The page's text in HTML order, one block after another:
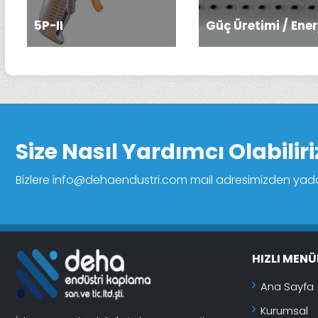
5P-II Güç Üretimi /
Size Nasıl Yardımcı
Bizlere info@dehaendustri.com mail adresimizden yada
HIZLI
Ana Sayfa
Kurumsal